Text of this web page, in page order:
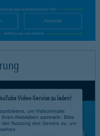
Video-Service zu laden!
um Videoinhalte
Aktivitäten sammeln. Bitte
Nutzung des Service zu, um